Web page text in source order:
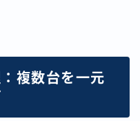
複数台を一元